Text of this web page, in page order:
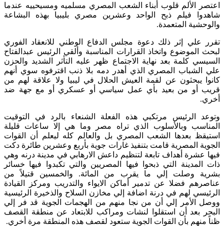
اعتصر الألم قلوب أبناء الشعب المصري مسلميه ومسيحييه عندما
شاهدوا فيلم ذبح الواحد وعشرين مصري بليبيا بهذه البشاعة
والوحشية المتعمدة.
تقرر علي إثر ذلك دعوة مجلس الدفاع الوطني للانعقاد الفوري
لبحث الموضوع واتخاذ القرارات المناسبة وألقي الرئيس عبدالفتاح
السيسي كلمة بعد نهاية الاجتماع ظهر عليه التأثر الشديد والحزن
علي الشباب المصري الذي أهدر دمه بلا ذنب اقترفوه سوي أنهم
كانوا يبحثون عن لقمة العيش الحلال في ليبيا ولا علاقة لهم من
قريب أو من بعيد بأي عمل سياسي أو عسكري أو مع جهة ضد
أخري.
وتوعد الرئيس مرتكبي هذه الفعلة الشنعاء بالرد في التوقيت
المناسب وبالأسلوب الذي تراه مصر وما هي إلا ساعات قليلة
استيقظ بعدها الشعب المصري بل والعالم كله ليعلم أن القوات
الجوية المصرية قامت بتنفيذ غارات جوية بأربع وعشرين طائرة دكت
فيها عشرة أهداف تابعة لتنظيم داعش الارهابي في مدينة درنه وهي
ذات المدينة التي ذبحوا فيها المصريين والتي تكبدوا فيها خسائر
بشرية وصلت إلي ما يقرب من المائة. والخمسين قتيلاً من
عناصرهم فضلا عن تدمير أماكن الايواء والتدريب ومركز القيادة
الرئيسي لهم في درنة اضافة إلي مخازن السلاح والذخيرة الرئيسية
ووصل الأمر إلي أن من نجا منهم من الهجمات الجوية قد فر إلي
البحر بعد أن استقلوا لنشات ومراكب للابتعاد عن منطقة القصف
ظناً منهم بأن القوات الجوية ستعود لقصف هذه المنطقة مرة أخري.